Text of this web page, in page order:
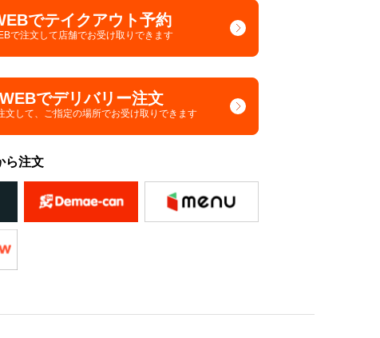
でテイクアウト予約
で注文して店舗でお受け取りできます
WEBでデリバリー注文
文して、 ご指定の場所でお受け取りできます
ら注文